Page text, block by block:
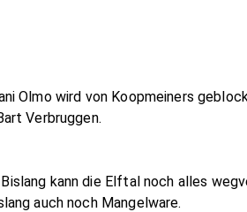
Olmo wird von Koopmeiners
Verbruggen.
kann die Elftal noch alles
auch noch Mangelware.